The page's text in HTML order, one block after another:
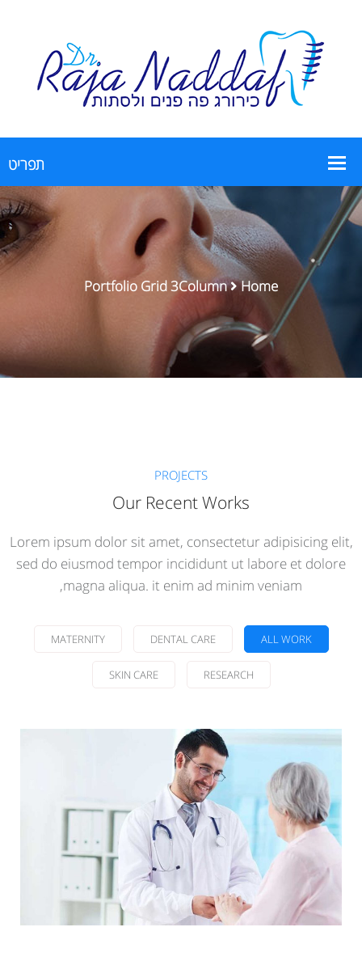
Home
Portfolio Grid 3Column
PROJECTS
Our Recent Works
Lorem ipsum dolor sit amet, consectetur adipisicing elit,
sed do eiusmod tempor incididunt ut labore et dolore
magna aliqua. it enim ad minim veniam,
ALL WORK
DENTAL CARE
MATERNITY
RESEARCH
SKIN CARE
Demo Media Title 1
Dental Care
Skin Care
Demo Media Title 2
Maternity